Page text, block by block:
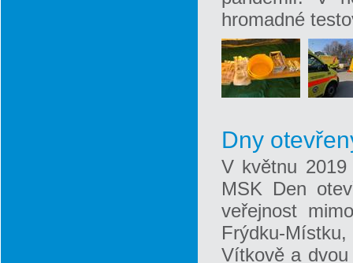
hromadné
Dny
V květnu 2019
MSK Den
veřejnost
Frýdku-
Vítkově a